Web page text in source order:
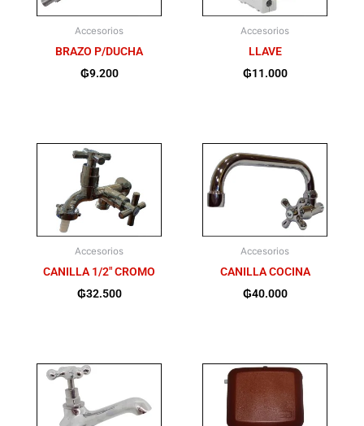
Accesorios
BRAZO P/DUCHA
₲9.200
Accesorios
LLAVE
₲11.000
Accesorios
CANILLA 1/2″ CROMO
₲32.500
Accesorios
CANILLA COCINA
₲40.000